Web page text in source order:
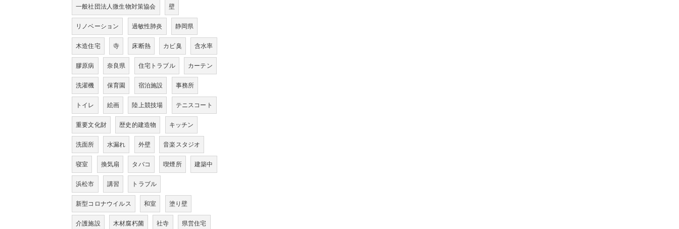
一般社団法人微生物対策協会 壁
リノベーション 過敏性肺炎 静岡県
木造住宅 寺 床断熱 カビ臭 含水率
膠原病 奈良県 住宅トラブル カーテン
洗濯機 保育園 宿泊施設 事務所
トイレ 絵画 陸上競技場 テニスコート
重要文化財 歴史的建造物 キッチン
洗面所 水漏れ 外壁 音楽スタジオ
寝室 換気扇 タバコ 喫煙所 建築中
浜松市 講習 トラブル
新型コロナウイルス 和室 塗り壁
介護施設 木材腐朽菌 社寺 県営住宅